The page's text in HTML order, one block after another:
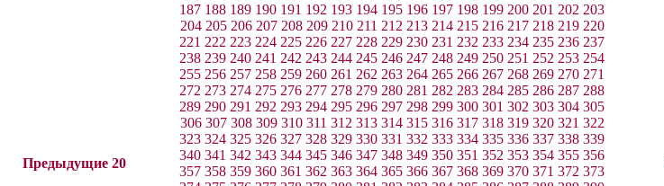
Предыдущие 20
187 188 189 190 191 192 193 194 195 196 197 198 199 200 201 202 203
204 205 206 207 208 209 210 211 212 213 214 215 216 217 218 219 220
221 222 223 224 225 226 227 228 229 230 231 232 233 234 235 236 237
238 239 240 241 242 243 244 245 246 247 248 249 250 251 252 253 254
255 256 257 258 259 260 261 262 263 264 265 266 267 268 269 270 271
272 273 274 275 276 277 278 279 280 281 282 283 284 285 286 287 288
289 290 291 292 293 294 295 296 297 298 299 300 301 302 303 304 305
306 307 308 309 310 311 312 313 314 315 316 317 318 319 320 321 322
323 324 325 326 327 328 329 330 331 332 333 334 335 336 337 338 339
340 341 342 343 344 345 346 347 348 349 350 351 352 353 354 355 356
357 358 359 360 361 362 363 364 365 366 367 368 369 370 371 372 373